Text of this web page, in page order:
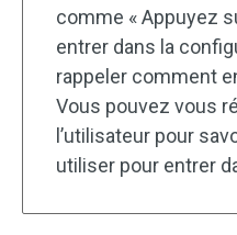
comme « Appuyez
entrer dans la
rappeler comment
Vous pouvez vous
l’utilisateur pour
utiliser pour entrer